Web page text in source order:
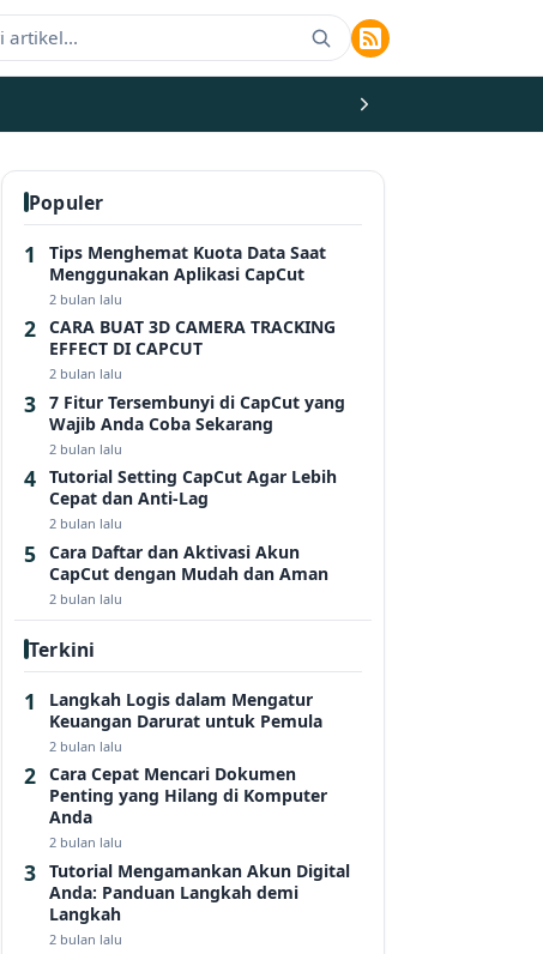
Populer
Tips Menghemat Kuota Data Saat
Menggunakan Aplikasi CapCut
2 bulan lalu
CARA BUAT 3D CAMERA TRACKING
EFFECT DI CAPCUT
2 bulan lalu
7 Fitur Tersembunyi di CapCut yang
Wajib Anda Coba Sekarang
2 bulan lalu
Tutorial Setting CapCut Agar Lebih
Cepat dan Anti-Lag
2 bulan lalu
Cara Daftar dan Aktivasi Akun
CapCut dengan Mudah dan Aman
2 bulan lalu
Terkini
Langkah Logis dalam Mengatur
Keuangan Darurat untuk Pemula
2 bulan lalu
Cara Cepat Mencari Dokumen
Penting yang Hilang di Komputer
Anda
2 bulan lalu
Tutorial Mengamankan Akun Digital
Anda: Panduan Langkah demi
Langkah
2 bulan lalu